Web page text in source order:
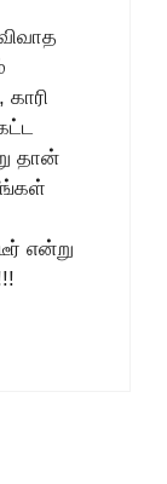
தான்
என்று